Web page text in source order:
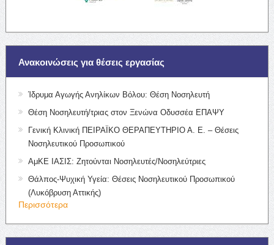
Ανακοινώσεις για θέσεις εργασίας
Ίδρυμα Αγωγής Ανηλίκων Βόλου: Θέση Νοσηλευτή
Θέση Νοσηλευτή/τριας στον Ξενώνα Οδυσσέα ΕΠΑΨΥ
Γενική Κλινική ΠΕΙΡΑΪΚΟ ΘΕΡΑΠΕΥΤΗΡΙΟ Α. Ε. – Θέσεις
Νοσηλευτικού Προσωπικού
ΑμΚΕ ΙΑΣΙΣ: Ζητούνται Νοσηλευτές/Νοσηλεύτριες
Θάλπος-Ψυχική Υγεία: Θέσεις Νοσηλευτικού Προσωπικού
(Λυκόβρυση Αττικής)
Περισσότερα